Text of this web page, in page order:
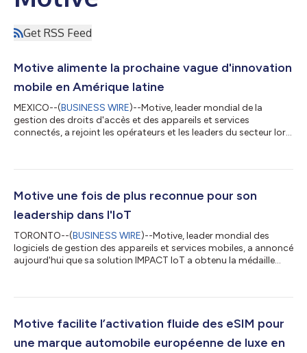
Get RSS Feed
Motive alimente la prochaine vague d'innovation
mobile en Amérique latine
MEXICO--(BUSINESS WIRE)--Motive, leader mondial de la
gestion des droits d'accès et des appareils et services
connectés, a rejoint les opérateurs et les leaders du secteur lors
importants de la région : connectivité satellite directe aux
provisionnement et visibilité eSIM de bout en bout adaptés aux
besoins, et authentification silen...
Motive une fois de plus reconnue pour son
leadership dans l'IoT
TORONTO--(BUSINESS WIRE)--Motive, leader mondial des
logiciels de gestion des appareils et services mobiles, a annoncé
aujourd'hui que sa solution IMPACT IoT a obtenu la médaille
forte concurrence dans la catégorie Innovation réseau et
réseaux plus intelligents, plus rapides et plus résilients pour un
Motive facilite l’activation fluide des eSIM pour
une marque automobile européenne de luxe en